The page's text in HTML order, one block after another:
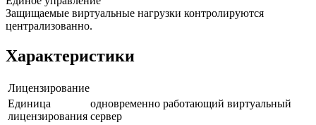
Защищаемые виртуальные нагрузки контролируются
централизованно.
Характеристики
Лицензирование
Единица
лицензирования
одновременно работающий виртуальный
сервер